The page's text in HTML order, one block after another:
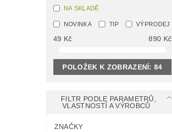
NA SKLADĚ
NOVINKA TIP VÝPRODEJ
49 Kč 890 Kč
POLOŽEK K ZOBRAZENÍ:84
FILTR PODLE PARAMETRŮ,
VLASTNOSTÍ A VÝROBCŮ
ZNAČKY